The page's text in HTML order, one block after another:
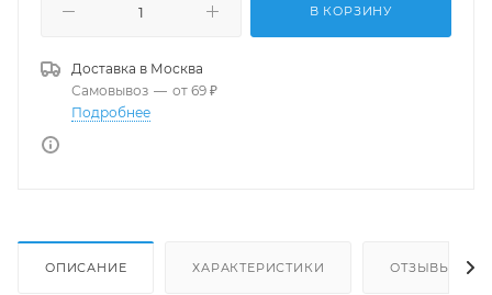
В КОРЗИНУ
Доставка в Москва
Самовывоз — от 69 ₽
Подробнее
ОПИСАНИЕ ХАРАКТЕРИСТИКИ ОТЗЫВЫ